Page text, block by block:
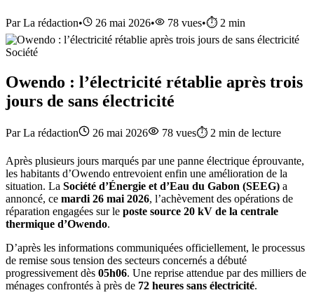
ParLa rédaction• 26 mai 2026• 78 vues•⏱️ 2 min
Société
Owendo : l’électricité rétablie après trois
jours de sans électricité
ParLa rédaction 26 mai 2026 78 vues⏱️ 2 min de lecture
Après plusieurs jours marqués par une panne électrique éprouvante,
les habitants d’Owendo entrevoient enfin une amélioration de la
situation. La Société d’Énergie et d’Eau du Gabon (SEEG) a
annoncé, ce mardi 26 mai 2026, l’achèvement des opérations de
réparation engagées sur le poste source 20 kV de la centrale
thermique d’Owendo.
D’après les informations communiquées officiellement, le processus
de remise sous tension des secteurs concernés a débuté
progressivement dès 05h06. Une reprise attendue par des milliers de
ménages confrontés à près de 72 heures sans électricité.